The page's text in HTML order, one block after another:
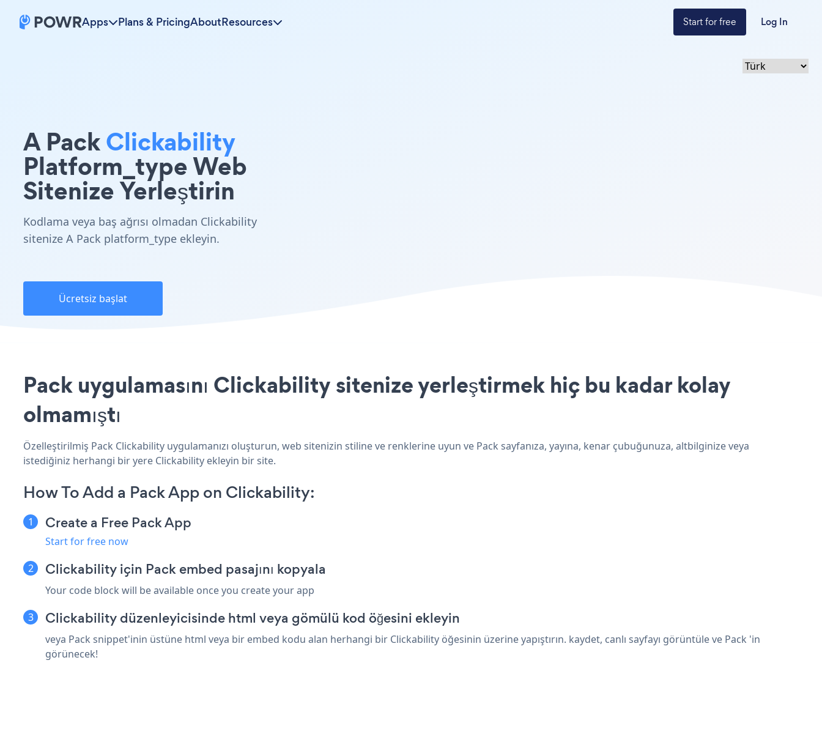
Apps Plans & PricingAboutResources Start for free Log In
A PackClickability
Platform_type Web
Sitenize Yerleştirin
Kodlama veya baş ağrısı olmadan Clickability
sitenize A Pack platform_type ekleyin.
Ücretsiz başlat
Pack uygulamasını Clickability sitenize yerleştirmek hiç bu kadar kolay
olmamıştı
Özelleştirilmiş Pack Clickability uygulamanızı oluşturun, web sitenizin stiline ve renklerine uyun ve Pack sayfanıza, yayına, kenar çubuğunuza, altbilginize veya
istediğiniz herhangi bir yere Clickability ekleyin bir site.
How To Add a Pack App on Clickability:
Create a Free Pack App
Start for free now
Clickability için Pack embed pasajını kopyala
Your code block will be available once you create your app
Clickability düzenleyicisinde html veya gömülü kod öğesini ekleyin
veya Pack snippet'inin üstüne html veya bir embed kodu alan herhangi bir Clickability öğesinin üzerine yapıştırın. kaydet, canlı sayfayı görüntüle ve Pack 'in
görünecek!